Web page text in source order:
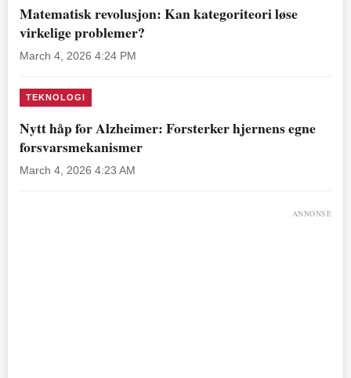
Matematisk revolusjon: Kan kategoriteori løse
virkelige problemer?
March 4, 2026 4:24 PM
TEKNOLOGI
Nytt håp for Alzheimer: Forsterker hjernens egne
forsvarsmekanismer
March 4, 2026 4:23 AM
ANNONSE